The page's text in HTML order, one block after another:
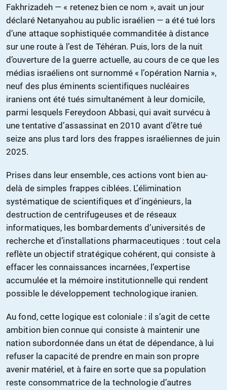
Fakhrizadeh — « retenez bien ce nom », avait un jour
déclaré Netanyahou au public israélien — a été tué lors
d’une attaque sophistiquée commanditée à distance
sur une route à l’est de Téhéran. Puis, lors de la nuit
d’ouverture de la guerre actuelle, au cours de ce que les
médias israéliens ont surnommé « l’opération Narnia »,
neuf des plus éminents scientifiques nucléaires
iraniens ont été tués simultanément à leur domicile,
parmi lesquels Fereydoon Abbasi, qui avait survécu à
une tentative d’assassinat en 2010 avant d’être tué
seize ans plus tard lors des frappes israéliennes de juin
2025.
Prises dans leur ensemble, ces actions vont bien au-
delà de simples frappes ciblées. L’élimination
systématique de scientifiques et d’ingénieurs, la
destruction de centrifugeuses et de réseaux
informatiques, les bombardements d’universités de
recherche et d’installations pharmaceutiques : tout cela
reflète un objectif stratégique cohérent, qui consiste à
effacer les connaissances incarnées, l’expertise
accumulée et la mémoire institutionnelle qui rendent
possible le développement technologique iranien.
Au fond, cette logique est coloniale : il s’agit de cette
ambition bien connue qui consiste à maintenir une
nation subordonnée dans un état de dépendance, à lui
refuser la capacité de prendre en main son propre
avenir matériel, et à faire en sorte que sa population
reste consommatrice de la technologie d’autres